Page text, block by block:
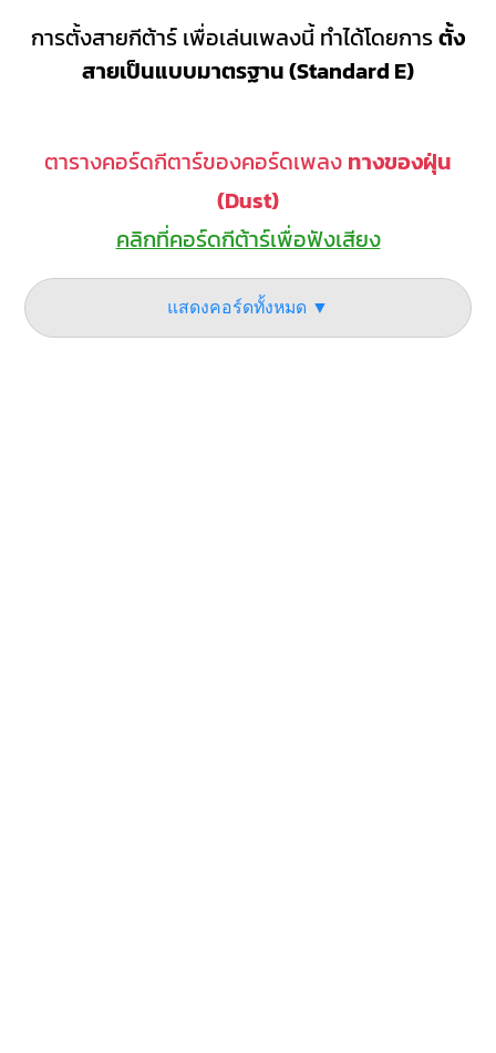
การตั้งสายกีต้าร์ เพื่อเล่นเพลงนี้ ทำได้โดยการตั้ง
สายเป็นแบบมาตรฐาน (Standard E)
ตารางคอร์ดกีตาร์ของคอร์ดเพลง ทางของฝุ่น
(Dust)
คลิกที่คอร์ดกีต้าร์เพื่อฟังเสียง
แสดงคอร์ดทั้งหมด ▼